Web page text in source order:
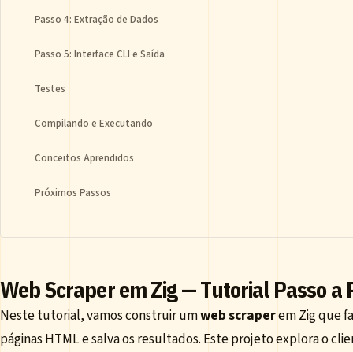
Passo 4: Extração de Dados
Passo 5: Interface CLI e Saída
Testes
Compilando e Executando
Conceitos Aprendidos
Próximos Passos
Web Scraper em Zig — Tutorial Passo a
Neste tutorial, vamos construir umweb scraperem Zig que
páginas HTML e salva os resultados. Este projeto explora o